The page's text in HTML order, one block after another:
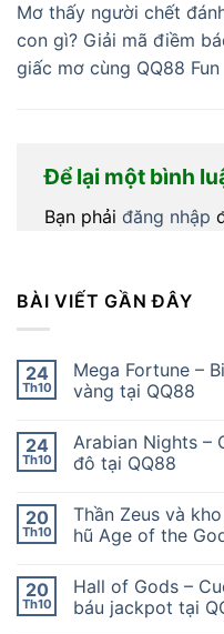
Mơ thấy người chết
con gì? Giải mã điềm
giấc mơ cùng QQ88 Fun
Để lại một bình
Bạn phải đăng nhập
BÀI VIẾT GẦN ĐÂY
24
Th10
Mega Fortune –
vàng tại QQ88
24
Th10
Arabian Nights –
đô tại QQ88
20
Th10
Thần Zeus và
hũ Age of the
20
Th10
Hall of Gods –
báu jackpot tại